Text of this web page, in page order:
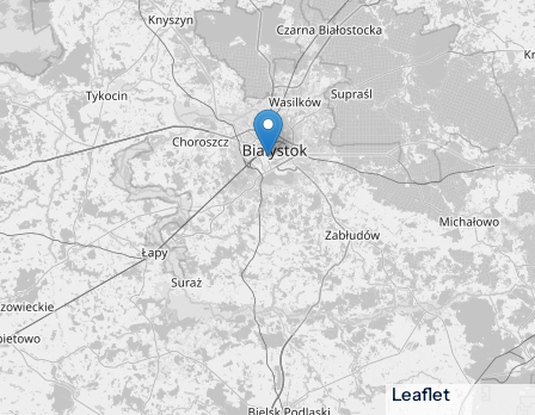
Leaflet